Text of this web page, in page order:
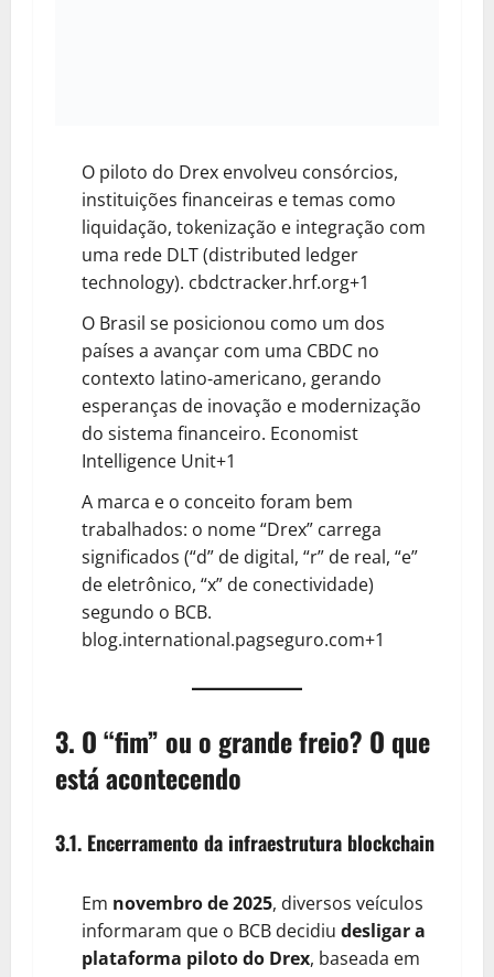
O piloto do Drex envolveu consórcios,
instituições financeiras e temas como
liquidação, tokenização e integração com
uma rede DLT (distributed ledger
technology). cbdctracker.hrf.org+1
O Brasil se posicionou como um dos
países a avançar com uma CBDC no
contexto latino‐americano, gerando
esperanças de inovação e modernização
do sistema financeiro. Economist
Intelligence Unit+1
A marca e o conceito foram bem
trabalhados: o nome “Drex” carrega
significados (“d” de digital, “r” de real, “e”
de eletrônico, “x” de conectividade)
segundo o BCB.
blog.international.pagseguro.com+1
3. O “fim” ou o grande freio? O que
está acontecendo
3.1. Encerramento da infraestrutura blockchain
Em novembro de 2025, diversos veículos
informaram que o BCB decidiu desligar a
plataforma piloto do Drex, baseada em